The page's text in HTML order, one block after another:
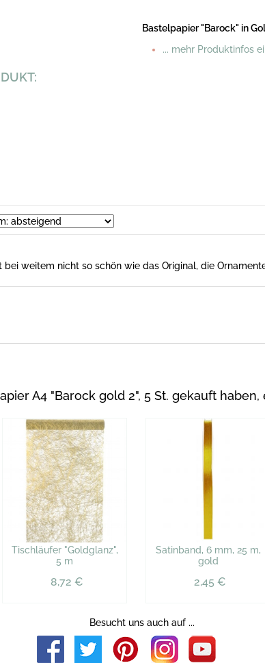
Bastelpapier "Barock" in
... mehr Produktinfos
weitem nicht so schön wie das Original, die
A4 "Barock gold 2", 5 St. gekauft
Tischläufer "Goldglanz",
5 m
8,72 €
Satinband, 6 mm, 25 m,
gold
2,45 €
Besucht uns auch auf ...